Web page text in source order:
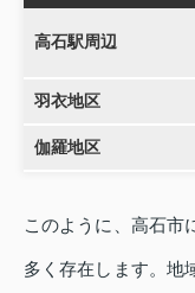
高石駅周辺
羽衣地区
伽羅地区
このように、高石市
多く存在します。地